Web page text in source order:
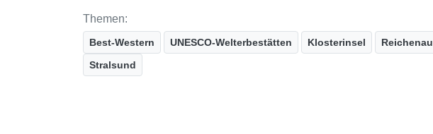
Themen:
Best-Western UNESCO-Welterbestätten Klosterinsel Reichenau
Stralsund